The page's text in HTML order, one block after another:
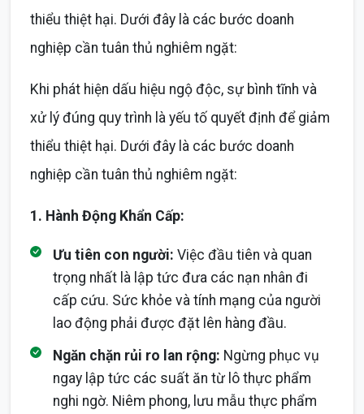
thiểu thiệt hại. Dưới đây là các bước doanh
nghiệp cần tuân thủ nghiêm ngặt:
Khi phát hiện dấu hiệu ngộ độc, sự bình tĩnh và
xử lý đúng quy trình là yếu tố quyết định để giảm
thiểu thiệt hại. Dưới đây là các bước doanh
nghiệp cần tuân thủ nghiêm ngặt:
1. Hành Động Khẩn Cấp:
Ưu tiên con người: Việc đầu tiên và quan
trọng nhất là lập tức đưa các nạn nhân đi
cấp cứu. Sức khỏe và tính mạng của người
lao động phải được đặt lên hàng đầu.
Ngăn chặn rủi ro lan rộng: Ngừng phục vụ
ngay lập tức các suất ăn từ lô thực phẩm
nghi ngờ. Niêm phong, lưu mẫu thực phẩm